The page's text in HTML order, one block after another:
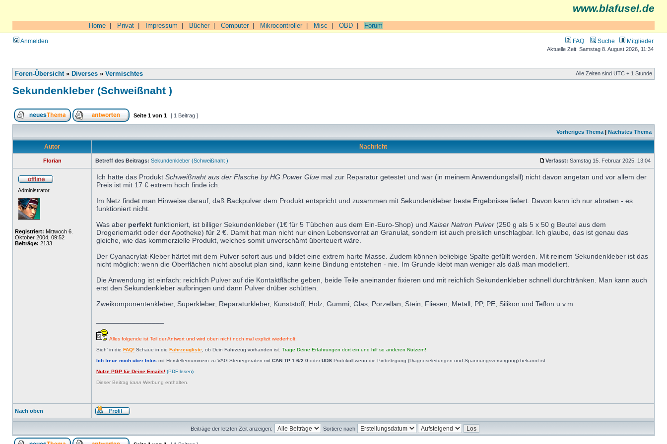
www.blafusel.de
Home Privat Impressum Bücher| Computer| Mikrocontroller| Misc OBD Forum
Anmelden FAQ Suche Mitglieder
Aktuelle Zeit: Samstag 8. August 2026, 11:34
Foren-Übersicht» Diverses » Vermischtes Alle Zeiten sind UTC + 1 Stunde
Sekundenkleber (Schweißnaht )
Seite 1 von 1 [ 1 Beitrag ]
Vorheriges Thema | Nächstes Thema
Autor Nachricht
Florian Betreff des Beitrags: Sekundenkleber (Schweißnaht ) Verfasst: Samstag 15. Februar 2025, 13:04
Administrator
Registriert: Mittwoch 6.
Oktober 2004, 09:52
Beiträge: 2133
Ich hatte das Produkt Schweißnaht aus der Flasche by HG Power Glue mal zur Reparatur getestet und war (in meinem Anwendungsfall) nicht davon angetan und vor allem der
Preis ist mit 17 € extrem hoch finde ich.
Im Netz findet man Hinweise darauf, daß Backpulver dem Produkt entspricht und zusammen mit Sekundenkleber beste Ergebnisse liefert. Davon kann ich nur abraten - es
funktioniert nicht.
Was aber perfekt funktioniert, ist billiger Sekundenkleber (1€ für 5 Tübchen aus dem Ein-Euro-Shop) und Kaiser Natron Pulver (250 g als 5 x 50 g Beutel aus dem
Drogeriemarkt oder der Apotheke) für 2 €. Damit hat man nicht nur einen Lebensvorrat an Granulat, sondern ist auch preislich unschlagbar. Ich glaube, das ist genau das
gleiche, wie das kommerzielle Produkt, welches somit unverschämt überteuert wäre.
Der Cyanacrylat-Kleber härtet mit dem Pulver sofort aus und bildet eine extrem harte Masse. Zudem können beliebige Spalte gefüllt werden. Mit reinem Sekundenkleber ist das
nicht möglich: wenn die Oberflächen nicht absolut plan sind, kann keine Bindung entstehen - nie. Im Grunde klebt man weniger als daß man modeliert.
Die Anwendung ist einfach: reichlich Pulver auf die Kontaktfläche geben, beide Teile aneinander fixieren und mit reichlich Sekundenkleber schnell durchtränken. Man kann auch
erst den Sekundenkleber aufbringen und dann Pulver drüber schütten.
Zweikomponentenkleber, Superkleber, Reparaturkleber, Kunststoff, Holz, Gummi, Glas, Porzellan, Stein, Fliesen, Metall, PP, PE, Silikon und Teflon u.v.m.
Alles folgende ist Teil der Antwort und wird oben nicht noch mal explizit wiederholt:
Sieh' in die FAQ! Schaue in die Fahrzeugliste , ob Dein Fahrzeug vorhanden ist. Trage Deine Erfahrungen dort ein und hilf so anderen Nutzern!
Ich freue mich über Infos mit Herstellernummern zu VAG Steuergeräten mit CAN TP 1.6/2.0 oderUDS Protokoll wenn die Pinbelegung (Diagnoseleitungen und Spannungsversorgung) bekannt ist.
Nutze PGP für Deine Emails! (PDF lesen)
Dieser Beitrag kann Werbung enthalten.
Nach oben
Beiträge der letzten Zeit anzeigen: Sortiere nach